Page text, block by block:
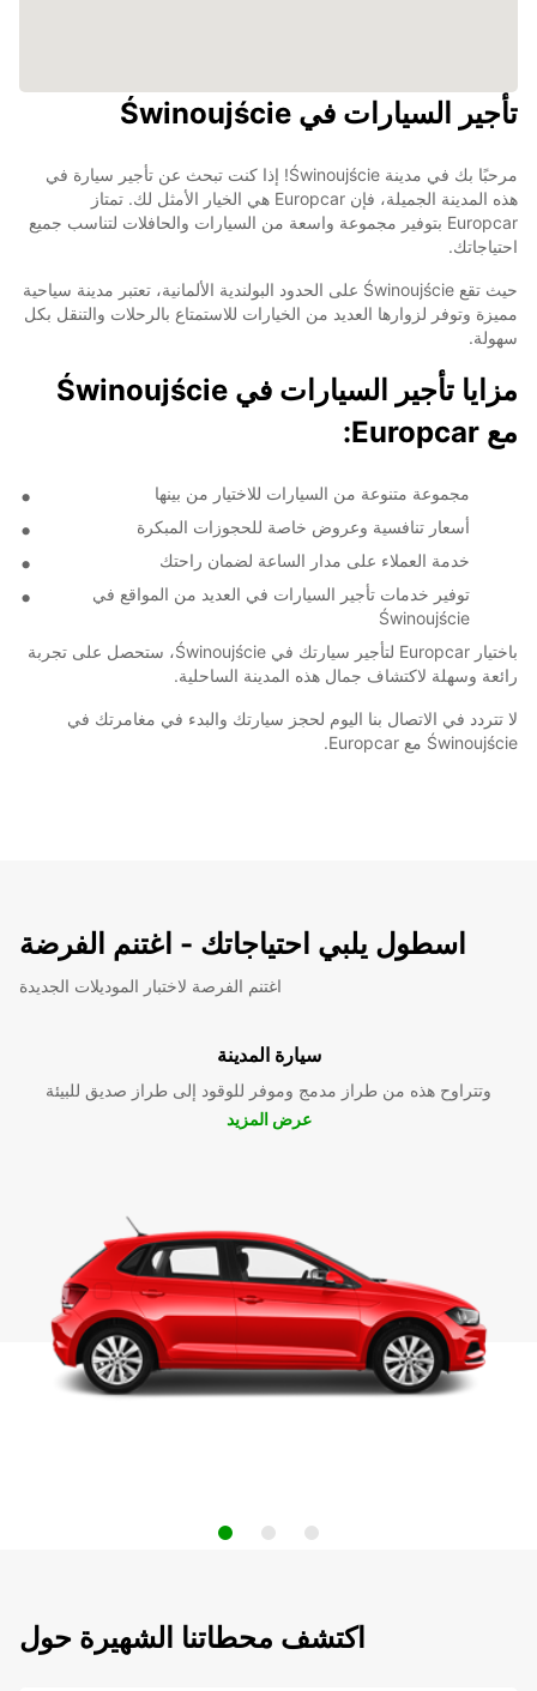
تأجير السيارات في Świnoujście
مرحبًا بك في مدينة Świnoujście! إذا كنت تبحث عن تأجير سيارة في
هذه المدينة الجميلة، فإن Europcar هي الخيار الأمثل لك. تمتاز
Europcar بتوفير مجموعة واسعة من السيارات والحافلات لتناسب جميع
احتياجاتك.
حيث تقع Świnoujście على الحدود البولندية الألمانية، تعتبر مدينة سياحية
مميزة وتوفر لزوارها العديد من الخيارات للاستمتاع بالرحلات والتنقل بكل
سهولة.
مزايا تأجير السيارات في Świnoujście
مع Europcar:
مجموعة متنوعة من السيارات للاختيار من بينها
أسعار تنافسية وعروض خاصة للحجوزات المبكرة
خدمة العملاء على مدار الساعة لضمان راحتك
توفير خدمات تأجير السيارات في العديد من المواقع في
Świnoujście
باختيار Europcar لتأجير سيارتك في Świnoujście، ستحصل على تجربة
رائعة وسهلة لاكتشاف جمال هذه المدينة الساحلية.
لا تتردد في الاتصال بنا اليوم لحجز سيارتك والبدء في مغامرتك في
Świnoujście مع Europcar.
اسطول يلبي احتياجاتك - اغتنم الفرضة
اغتنم الفرصة لاختبار الموديلات الجديدة
سيارة المدينة
وتتراوح هذه من طراز مدمج وموفر للوقود إلى طراز صديق للبيئة
عرض المزيد
اكتشف محطاتنا الشهيرة حول